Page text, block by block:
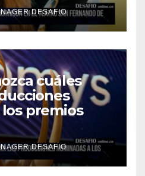
cuáles
premios